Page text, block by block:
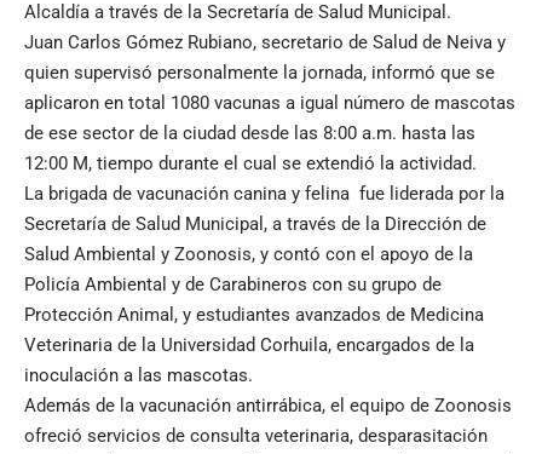
Alcaldía a través de la Secretaría de Salud Municipal.
Juan Carlos Gómez Rubiano, secretario de Salud de Neiva y
quien supervisó personalmente la jornada, informó que se
aplicaron en total 1080 vacunas a igual número de mascotas
de ese sector de la ciudad desde las 8:00 a.m. hasta las
12:00 M, tiempo durante el cual se extendió la actividad.
La brigada de vacunación canina y felina fue liderada por la
Secretaría de Salud Municipal, a través de la Dirección de
Salud Ambiental y Zoonosis, y contó con el apoyo de la
Policía Ambiental y de Carabineros con su grupo de
Protección Animal, y estudiantes avanzados de Medicina
Veterinaria de la Universidad Corhuila, encargados de la
inoculación a las mascotas.
Además de la vacunación antirrábica, el equipo de Zoonosis
ofreció servicios de consulta veterinaria, desparasitación